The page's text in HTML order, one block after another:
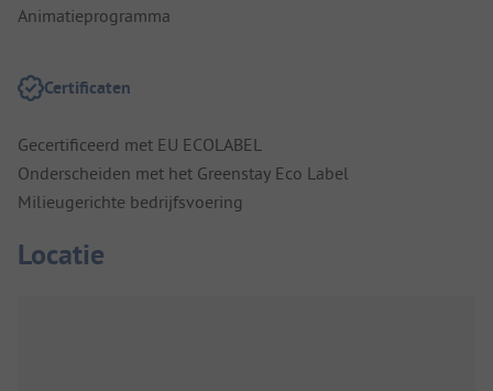
Animatieprogramma
Certificaten
Gecertificeerd met EU ECOLABEL
Onderscheiden met het Greenstay Eco Label
Milieugerichte bedrijfsvoering
Locatie